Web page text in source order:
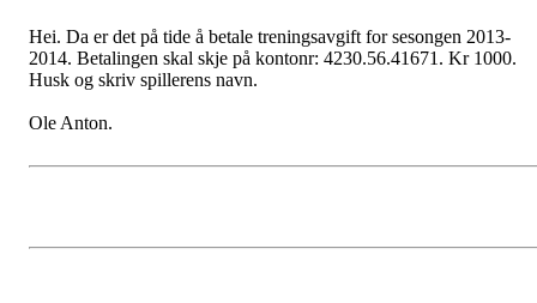
Hei. Da er det på tide å betale treningsavgift for sesongen 2013-
2014. Betalingen skal skje på kontonr: 4230.56.41671. Kr 1000.
Husk og skriv spillerens navn.
Ole Anton.